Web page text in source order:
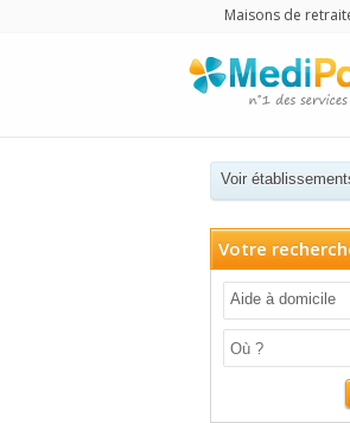
Maisons de
Voir
Votre
Aide à domicile